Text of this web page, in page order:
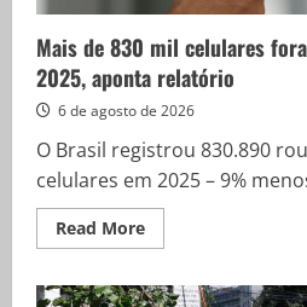
Mais de 830 mil celulares
2025, aponta relatório
6 de agosto de 2026
O Brasil registrou 830.890
celulares em 2025 – 9%
Read MoreRead
more
de